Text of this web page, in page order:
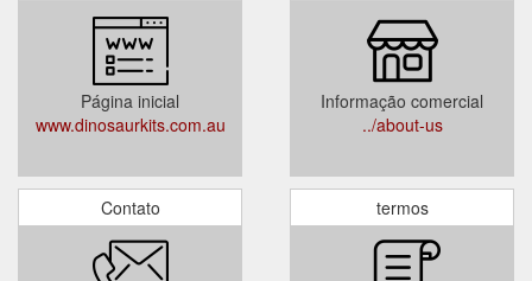
Página inicial
www.dinosaurkits.com.au
Informação comercial
../about-us
Contato termos